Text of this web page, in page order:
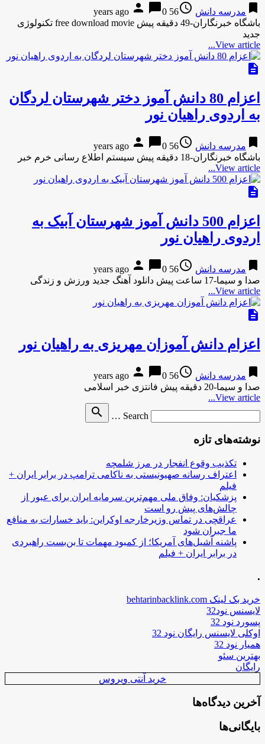
bookmark مدرسه دانش access_time
56 years ago
person chat_bubble0
باشگاه خبرنگاران-49 دقیقه پیش free download movie تکنولوژی
جدید
View article...
description
اعزام 80 دانش آموز دختر شهرستان لردگان
به اردوی راهیان نور
bookmark مدرسه دانش access_time
56 years ago
person chat_bubble0
باشگاه خبرنگاران-18 دقیقه پیش سیستم اطلاع رسانی خرم خبر
View article...
description
اعزام 500 دانش آموز شهرستان آبیک به
اردوی راهیان نور
bookmark مدرسه دانش access_time
56 years ago
person chat_bubble0
صدا و سیما-17 ساعت پیش دانلود آهنگ جدید ورزش و زندگی
View article...
description
اعزام دانش آموزان مهریزی به راهیان نور
bookmark مدرسه دانش access_time
56 years ago
person chat_bubble0
صدا و سیما-20 دقیقه پیش فانتزی خبر اسلامی
View article...
Search …
search
نوشته‌های تازه
تکذیب وقوع انفجار در مرز شلمچه
اعتراف رسانه صهیونیستی به ناکامی ترامپ در برابر ایران +
فیلم
پزشکیان: وفاق ملی مهم‌ترین سرمایه ایران برای عبور از
چالش‌های پیش رو است
عراقچی در تماس وزیرخارجه اوکراین: باید خسارات به منافع
ما جبران شود
پاشنه آشیل‌های آمریکا؛ از کمبود مهمات تا بن‌بست راهبردی
در برابر ایران + فیلم
.
خرید بک لینک behtarinbacklink.com
لایسنس نود32
پسورد نود 32
اوکلی لایسنس رایگان نود 32
همیار نود 32
بهترین سئو
رایگان
خرید آنتی ویروس
آخرین دیدگاه‌ها
بایگانی‌ها